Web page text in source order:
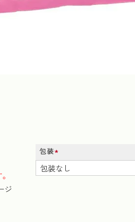
ジ
包装
(必
須)